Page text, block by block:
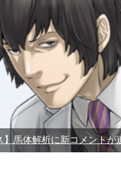
】馬体解析に新コメントが